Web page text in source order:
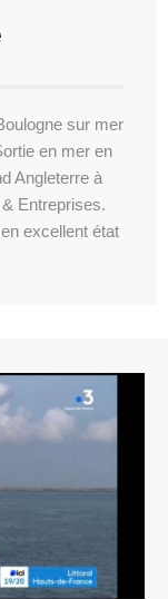
sur mer
en mer en
Angleterre à
Entreprises.
excellent état